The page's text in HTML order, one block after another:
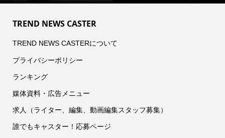
TREND NEWS CASTER
TREND NEWS CASTERについて
プライバシーポリシー
ランキング
媒体資料・広告メニュー
求人（ライター、編集、動画編集スタッフ募集）
誰でもキャスター！応募ページ